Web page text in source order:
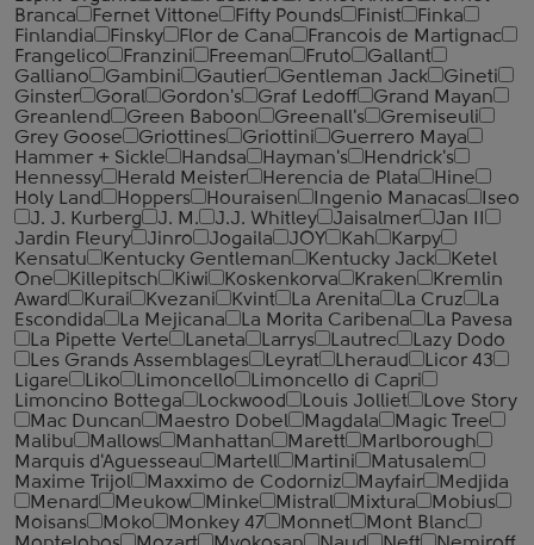
Branca
Fernet Vittone Fifty Pounds Finist
Finka
Finlandia
Finsky Flor de Cana
Francois de Martignac
Frangelico
Franzini Freeman Fruto
Gallant
Galliano
Gambini Gautier Gentleman Jack
Gineti
Ginster
Goral Gordon's Graf Ledoff
Grand Mayan
Greanlend
Green Baboon Greenall's
Gremiseuli
Grey Goose
Griottines Griottini
Guerrero Maya
Hammer + Sickle
Handsa Hayman's
Hendrick's
Hennessy
Herald Meister Herencia de Plata
Hine
Holy Land
Hoppers Houraisen Ingenio Manacas
Iseo
J. J. Kurberg
J. M. J.J. Whitley Jaisalmer
Jan II
Jardin Fleury
Jinro Jogaila JOY Kah
Karpy
Kensatu
Kentucky Gentleman Kentucky Jack
Ketel
One
Killepitsch Kiwi Koskenkorva Kraken
Kremlin
Award
Kurai Kvezani Kvint La Arenita La Cruz
La
Escondida
La Mejicana La Morita Caribena
La Pavesa
La Pipette Verte
Laneta Larrys Lautrec
Lazy Dodo
Les Grands Assemblages
Leyrat Lheraud
Licor 43
Ligare
Liko Limoncello
Limoncello di Capri
Limoncino Bottega
Lockwood Louis Jolliet
Love Story
Mac Duncan
Maestro Dobel Magdala
Magic Tree
Malibu
Mallows Manhattan Marett
Marlborough
Marquis d'Aguesseau
Martell Martini
Matusalem
Maxime Trijol
Maxximo de Codorniz Mayfair
Medjida
Menard
Meukow Minke Mistral Mixtura
Mobius
Moisans
Moko Monkey 47 Monnet
Mont Blanc